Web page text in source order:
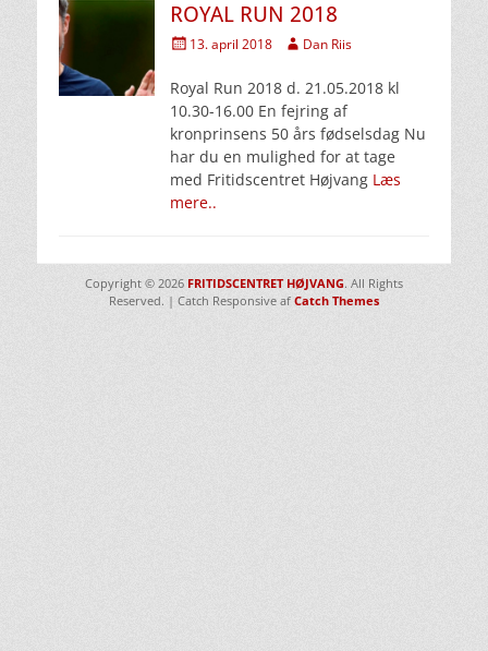
ROYAL RUN 2018
Udgivet
13. april 2018 Forfatter
Dan Riis
Royal Run 2018 d. 21.05.2018 kl
10.30-16.00 En fejring af
kronprinsens 50 års fødselsdag Nu
har du en mulighed for at tage
med Fritidscentret Højvang Læs
mere..
Copyright © 2026 FRITIDSCENTRET HØJVANG. All Rights
Reserved. | Catch Responsive af Catch Themes